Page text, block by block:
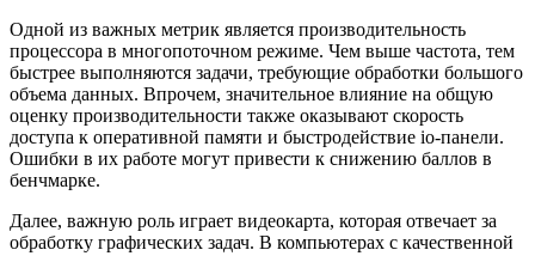
Одной из важных метрик является производительность
процессора в многопоточном режиме. Чем выше частота, тем
быстрее выполняются задачи, требующие обработки большого
объема данных. Впрочем, значительное влияние на общую
оценку производительности также оказывают скорость
доступа к оперативной памяти и быстродействие io-панели.
Ошибки в их работе могут привести к снижению баллов в
бенчмарке.
Далее, важную роль играет видеокарта, которая отвечает за
обработку графических задач. В компьютерах с качественной